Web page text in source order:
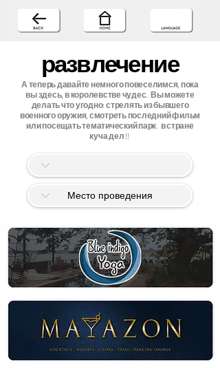
развлечение
А теперь давайте немного повеселимся, пока
вы здесь, в королевстве чудес. Вы можете
делать что угодно: стрелять из бывшего
военного оружия, смотреть последний фильм
или посещать тематический парк. в стране
куча дел !!